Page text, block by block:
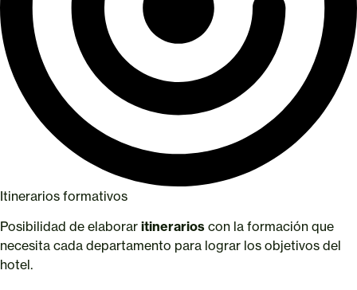
Itinerarios formativos
Posibilidad de elaborar itinerarios con la formación que
necesita cada departamento para lograr los objetivos del
hotel.